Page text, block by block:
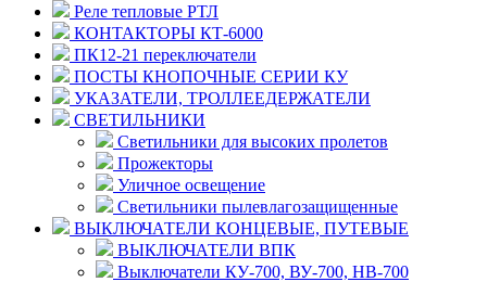
Реле тепловые РТЛ
КОНТАКТОРЫ КТ-6000
ПК12-21 переключатели
ПОСТЫ КНОПОЧНЫЕ СЕРИИ КУ
УКАЗАТЕЛИ, ТРОЛЛЕЕДЕРЖАТЕЛИ
СВЕТИЛЬНИКИ
Светильники для высоких пролетов
Прожекторы
Уличное освещение
Светильники пылевлагозащищенные
ВЫКЛЮЧАТЕЛИ КОНЦЕВЫЕ, ПУТЕВЫЕ
ВЫКЛЮЧАТЕЛИ ВПК
Выключатели КУ-700, ВУ-700, НВ-700